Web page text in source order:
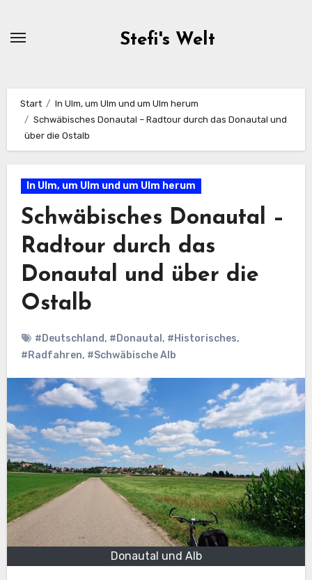
Stefi's Welt
Start
In Ulm, um Ulm und um Ulm herum
Schwäbisches Donautal – Radtour durch das Donautal und
über die Ostalb
In Ulm, um Ulm und um Ulm herum
Schwäbisches Donautal –
Radtour durch das
Donautal und über die
Ostalb
#Deutschland, #Donautal , #Historisches,
#Radfahren, #Schwäbische Alb
Donautal und Alb